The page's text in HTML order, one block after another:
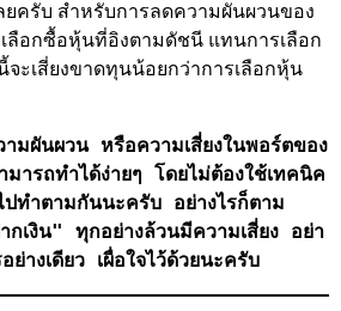
ยครับ สำหรับการลดความผันผวนของ
ลือกซื้อหุ้นที่อิงตามดัชนี แทนการเลือก
ะเสี่ยงขาดทุนน้อยกว่าการเลือกหุ้น
มผันผวน หรือความเสี่ยงในพอร์ตของ
ารถทำได้ง่ายๆ โดยไม่ต้องใช้เทคนิค
ปทำตามกันนะครับ อย่างไรก็ตาม
กเงิน" ทุกอย่างล้วนมีความเสี่ยง อย่า
ย่างเดียว เผื่อใจไว้ด้วยนะครับ